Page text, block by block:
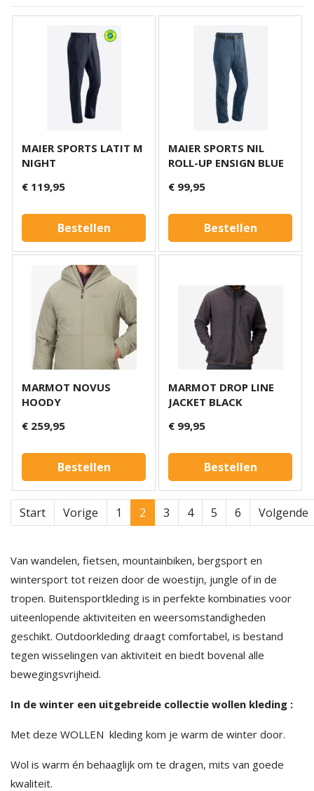
MAIER SPORTS LATIT M
NIGHT
€ 119,95
Bestellen
MAIER SPORTS NIL
ROLL-UP ENSIGN BLUE
€ 99,95
Bestellen
MARMOT NOVUS
HOODY
€ 259,95
Bestellen
MARMOT DROP LINE
JACKET BLACK
€ 99,95
Bestellen
Start Vorige 1 2 3 4 5 6 Volgende
Van wandelen, fietsen, mountainbiken, bergsport en
wintersport tot reizen door de woestijn, jungle of in de
tropen. Buitensportkleding is in perfekte kombinaties voor
uiteenlopende aktiviteiten en weersomstandigheden
geschikt. Outdoorkleding draagt comfortabel, is bestand
tegen wisselingen van aktiviteit en biedt bovenal alle
bewegingsvrijheid.
In de winter een uitgebreide collectie wollen kleding :
Met deze WOLLEN kleding kom je warm de winter door.
Wol is warm én behaaglijk om te dragen, mits van goede
kwaliteit.